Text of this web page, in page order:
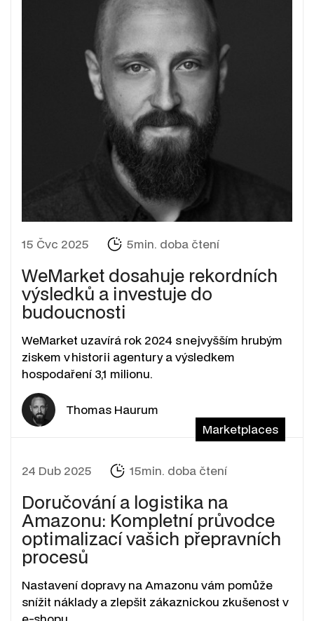
15 Čvc 2025 5min. doba čtení
WeMarket dosahuje rekordních
výsledků a investuje do
budoucnosti
WeMarket uzavírá rok 2024 s nejvyšším hrubým
ziskem v historii agentury a výsledkem
hospodaření 3,1 milionu.
Thomas Haurum
Marketplaces
24 Dub 2025 15min. doba čtení
Doručování a logistika na
Amazonu: Kompletní průvodce
optimalizací vašich přepravních
procesů
Nastavení dopravy na Amazonu vám pomůže
snížit náklady a zlepšit zákaznickou zkušenost v